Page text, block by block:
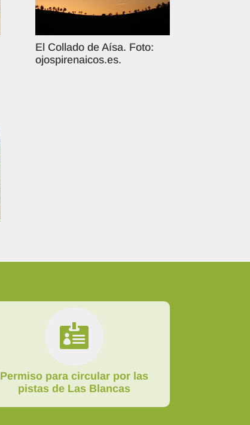
El Collado de Aísa. Foto:
ojospirenaicos.es.

Permiso para circular por las
pistas de Las Blancas